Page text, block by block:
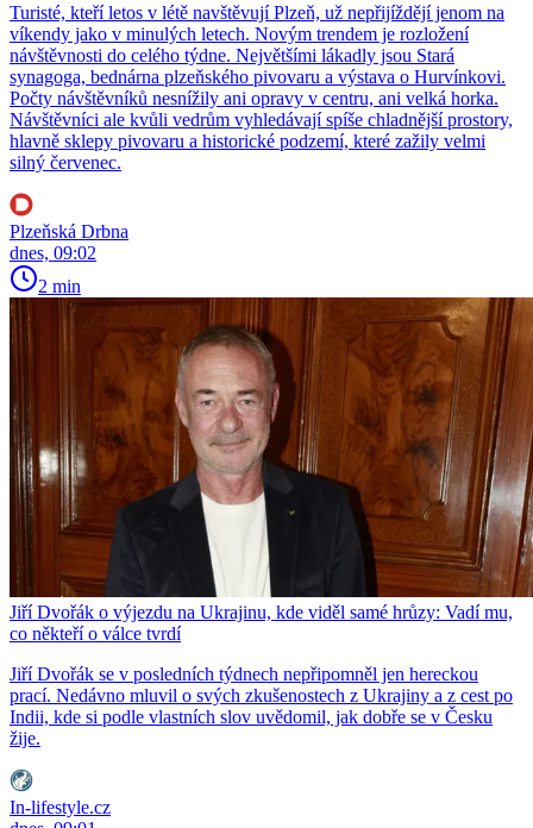
Turisté, kteří letos v létě navštěvují Plzeň, už nepřijíždějí jenom na
víkendy jako v minulých letech. Novým trendem je rozložení
návštěvnosti do celého týdne. Největšími lákadly jsou Stará
synagoga, bednárna plzeňského pivovaru a výstava o Hurvínkovi.
Počty návštěvníků nesnížily ani opravy v centru, ani velká horka.
Návštěvníci ale kvůli vedrům vyhledávají spíše chladnější prostory,
hlavně sklepy pivovaru a historické podzemí, které zažily velmi
silný červenec.
Plzeňská Drbna
dnes, 09:02
2 min
Jiří Dvořák o výjezdu na Ukrajinu, kde viděl samé hrůzy: Vadí mu,
co někteří o válce tvrdí
Jiří Dvořák se v posledních týdnech nepřipomněl jen hereckou
prací. Nedávno mluvil o svých zkušenostech z Ukrajiny a z cest po
Indii, kde si podle vlastních slov uvědomil, jak dobře se v Česku
žije.
In-lifestyle.cz